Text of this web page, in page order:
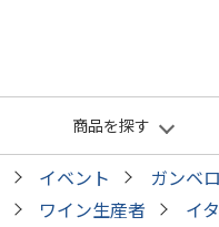
商品を探す
イベント ガンベ
ワイン生産者 イ